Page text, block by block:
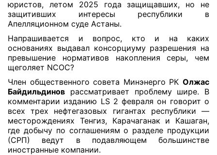
юристов, летом 2025 года защищавших, но не
защитивших интересы республики в
Апелляционном суде Астаны.
Напрашивается и вопрос, кто и на каких
основаниях выдавал консорциуму разрешения на
превышение нормативов накопления серы, чем
щеголяет NCOC?
Член общественного совета Минэнерго РК Олжас
Байдильдинов рассматривает проблему шире. В
комментарии изданию LS 2 февраля он говорит о
всех трех нефтегазовых гигантах республики —
месторождениях Тенгиз, Карачаганак и Кашаган,
где добычу по соглашениям о разделе продукции
(СРП) ведут в подавляющем большинстве
иностранные компании.